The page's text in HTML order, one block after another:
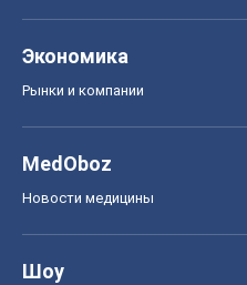
Экономика
Рынки и компании
MedOboz
Новости медицины
Шоу